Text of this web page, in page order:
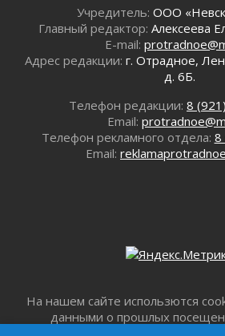
Юхла, мука, кантеле и
01 августа 2026
Лето катится с горки
01 августа 2026
летию Билибина
Лето без гаджетов
01 августа 2026
В музей всей семьёй
Без заявлений и очередей
01 августа 2026
Учредитель: ООО
Главный редактор: Алексеева
E-mail:
Адрес редакции: г. Отрадное,
д. 6Б.
Телефон редакции: 8
Email:
Телефон рекламного отдела: 8
Email:
На нашем сайте использются
данными о прошлых